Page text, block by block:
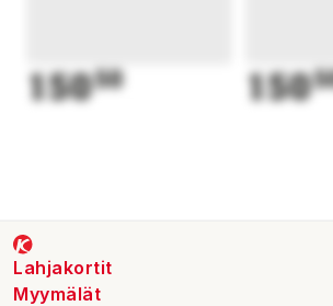
15050 150
Lahjakortit
Myymälät